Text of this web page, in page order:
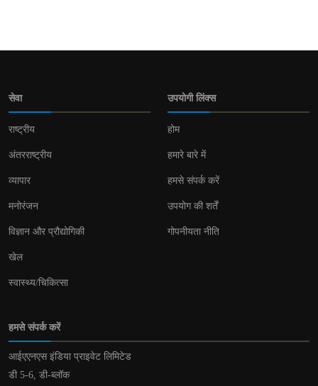
सेवा
राष्ट्रीय
अंतरराष्ट्रीय
व्यापार
मनोरंजन
विज्ञान और प्रौद्योगिकी
खेल
स्वास्थ्य/चिकित्सा
उपयोगी लिंक्स
होम
हमारे बारे में
हमसे संपर्क करें
उपयोग की शर्तें
गोपनीयता नीति
हमसे संपर्क करें
आईएएनएस इंडिया प्राइवेट लिमिटेड
डी 5-6, डी-ब्लॉक